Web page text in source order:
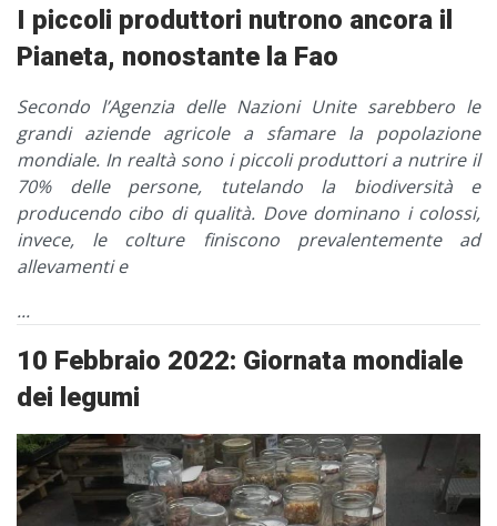
I piccoli produttori nutrono ancora il
Pianeta, nonostante la Fao
Secondo l’Agenzia delle Nazioni Unite sarebbero le
grandi aziende agricole a sfamare la popolazione
mondiale. In realtà sono i piccoli produttori a nutrire il
70% delle persone, tutelando la biodiversità e
producendo cibo di qualità. Dove dominano i colossi,
invece, le colture finiscono prevalentemente ad
allevamenti e
...
10 Febbraio 2022: Giornata mondiale
dei legumi